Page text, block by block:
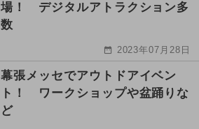
場！ デジタルアトラクション多
数
2023年07月28日
幕張メッセでアウトドアイベン
ト！ ワークショップや盆踊りな
ど